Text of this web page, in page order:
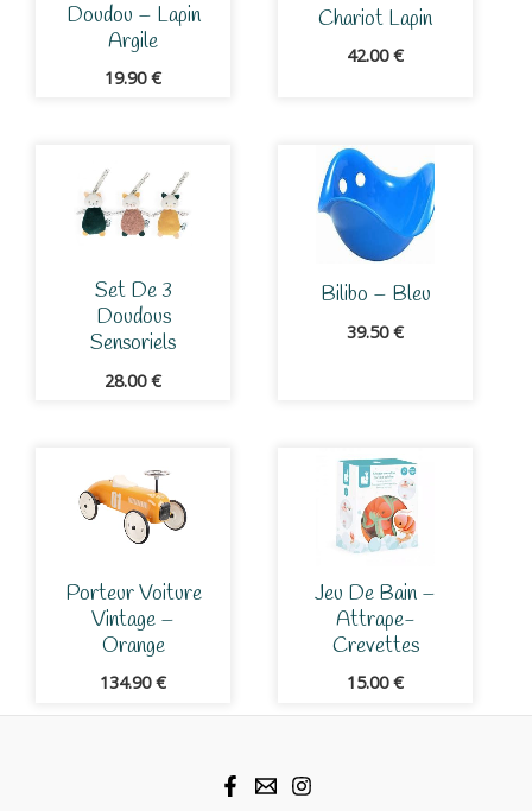
Doudou – Lapin
Argile
19.90€
Chariot Lapin
42.00€
Set De 3
Doudous
Sensoriels
28.00€
Bilibo – Bleu
39.50€
Porteur Voiture
Vintage –
Orange
134.90€
Jeu De Bain –
Attrape-
Crevettes
15.00€